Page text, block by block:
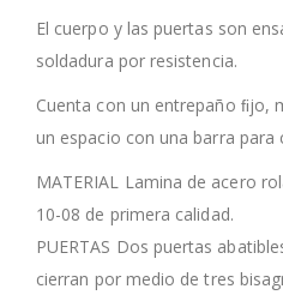
El cuerpo y las puertas son
soldadura por resistencia.
Cuenta con un entrepaño ﬁjo,
un espacio con una barra para
MATERIAL Lamina de acero
10-08 de primera calidad.
PUERTAS Dos puertas
cierran por medio de tres